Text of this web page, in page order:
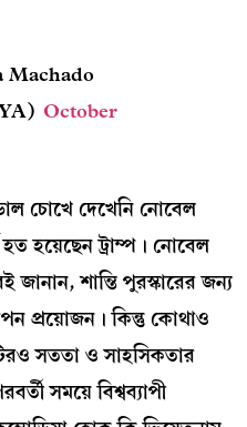
October
চোখে দেখেনি নোবেল
হয়েছেন ট্রাম্প। নোবেল
জানান, শান্তি পুরস্কারের জন্য
প্রয়োজন। কিন্তু কোথাও
সততা ও সাহসিকতার
সময়ে বিশ্বব্যাপী